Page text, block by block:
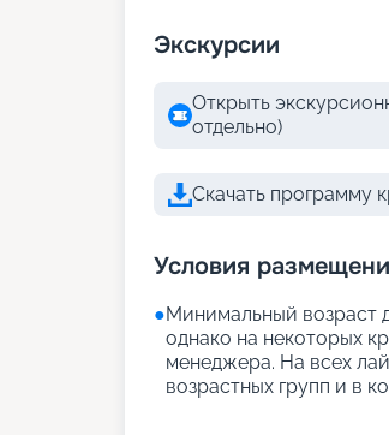
Экскурсии
Открыть
отдельно)
Скачать программу
Условия
●Минимальный возраст
однако на некоторых
менеджера. На всех
возрастных групп и в